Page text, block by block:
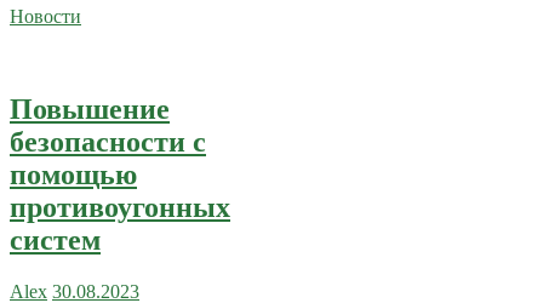
Новости
Повышение
безопасности с
помощью
противоугонных
систем
Alex 30.08.2023